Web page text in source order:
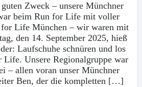
Zweck – unsere Münchner
beim Run for Life mit voller
Life München – wir waren mit
den 14. September 2025, hieß
Laufschuhe schnüren und los
Life. Unsere Regionalgruppe war
– allen voran unser Münchner
Ben, der die kompletten […]